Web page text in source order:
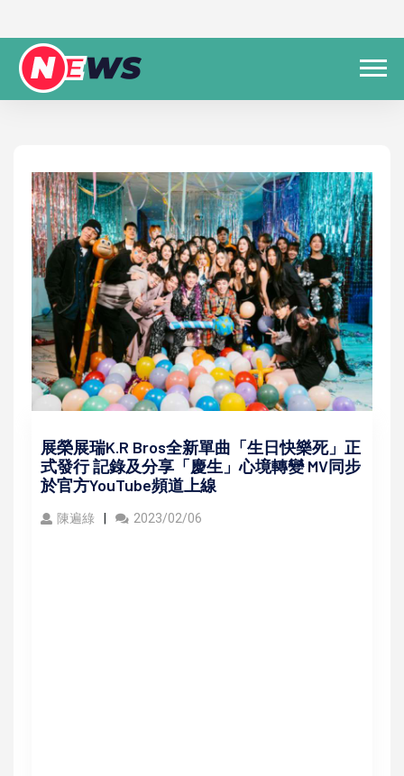
展榮展瑞K.R Bros全新單曲「生日快樂死」正
式發行 記錄及分享「慶生」心境轉變 MV同步
於官方YouTube頻道上線
陳遍綠 2023/02/06